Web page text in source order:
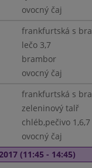
ovocný čaj
frankfurtská s
lečo 3,7
brambor
ovocný čaj
frankfurtská s
zeleninový talř
chléb,pečivo 1,6,7
ovocný čaj
(11:45 - 14:45)